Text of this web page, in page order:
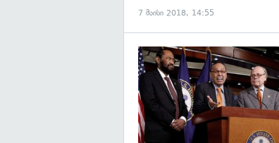
7 მაისი 2018, 14:55